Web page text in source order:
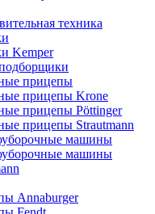
техника
Kemper
прицепы
прицепы Krone
прицепы Pöttinger
прицепы Strautmann
машины
машины
Annaburger